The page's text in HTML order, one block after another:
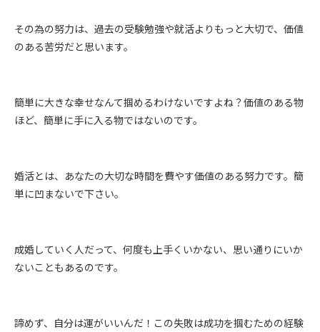
その為の努力は、過去の受験勉強や就活よりもっと大切で、価値
のある苦労だと思います。
簡単に大きな幸せなんて掴めるわけないですよね？価値のある物
ほど、簡単に手に入る物ではないのです。
婚活とは、あなたの大切な時間を費やす価値のある努力です。簡
単に凹まないで下さい。
成婚していく人だって、何度も上手くいかない、思い通りにいか
ないこともあるのです。
諦めず、自分は運がいいんだ！この失敗は成功を掴むための経験